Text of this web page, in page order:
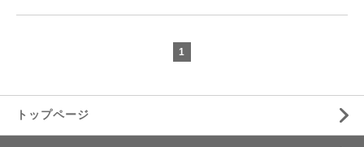
1
トップページ